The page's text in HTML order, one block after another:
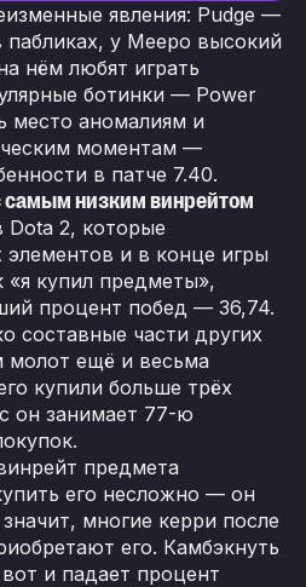
явления: Pudge —
у Meepo высокий
нём любят играть
ботинки — Power
место аномалиям и
моментам —
в патче 7.40.
самым низким винрейтом
Dota 2, которые
элементов и в конце игры
«я купил предметы»,
процент побед — 36,74.
составные части других
молот ещё и весьма
купили больше трёх
он занимает 77-ю
предмета
его несложно — он
многие керри после
его. Камбэкнуть
и падает процент